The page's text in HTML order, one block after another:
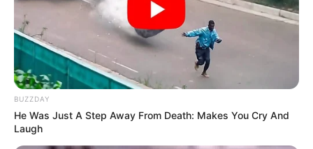
gekauft wird, ist das eine Unterstützung, ohne dass sich
dadurch der Preis ändert.
BUZZDAY
He Was Just A Step Away From Death: Makes You Cry And
Laugh